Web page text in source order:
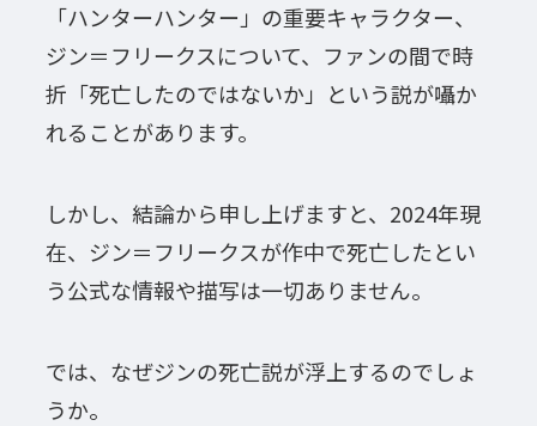
「ハンターハンター」の重要キャラクター、
ジン＝フリークスについて、ファンの間で時
折「死亡したのではないか」という説が囁か
れることがあります。
しかし、結論から申し上げますと、2024年現
在、ジン＝フリークスが作中で死亡したとい
う公式な情報や描写は一切ありません。
では、なぜジンの死亡説が浮上するのでしょ
うか。